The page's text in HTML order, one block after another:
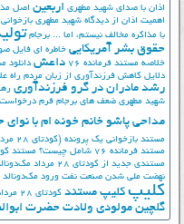
اذان با صدای شهید مطهری اربعین اصل
اهمیت اذان از دیدگاه شهید مطهری
با مذاکره مخالف نیستم، اما ... برجام
حقوق بشر آمریکایی خاطره ای فایل
خلاصه مستند فرمانده 76
داعش دانلود
دلایل کاهش فرزندآوری از زبان مردم راه
رشد مادران در گرو فرزندآوری
شهید مطهری ضعف های برجام فرم درخواست
مداحی پاشو خانم خونه ام با نوای
مستند بازخوانی یک پرونده (کودتای 28 مرداد)
مستند فرمانده 76 شامل چیست؟
مستند
مستندی جدید از کودتای 28 مرداد
نهضت ملي شدن صنعت نفت ورود مک‌دونالد
کلیپ کلیپ مستند کودتای 28 مرداد
گلچین مولودی ولادت حضرت